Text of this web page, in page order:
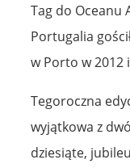
Tag do Oceanu
Portugalia
w Porto w 2012
Tegoroczna
wyjątkowa z
dziesiąte,